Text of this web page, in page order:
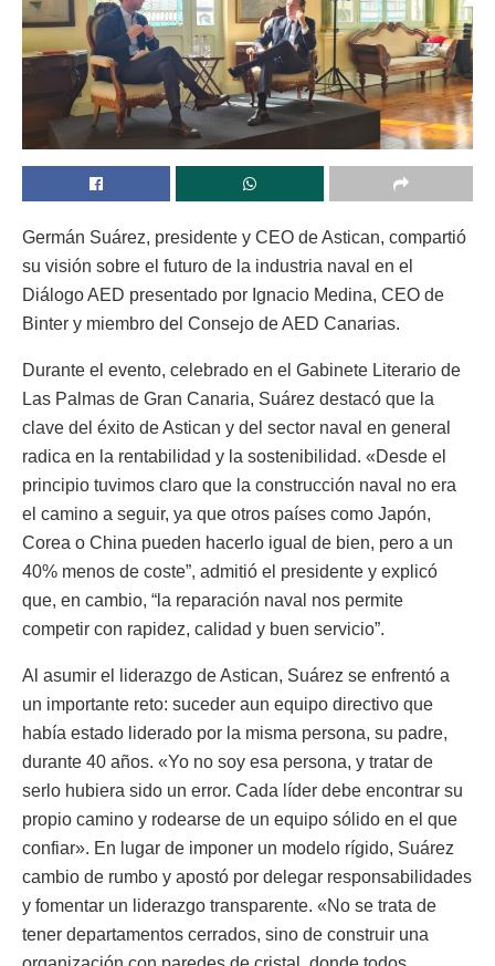
Germán Suárez, presidente y CEO de Astican, compartió
su visión sobre el futuro de la industria naval en el
Diálogo AED presentado por Ignacio Medina, CEO de
Binter y miembro del Consejo de AED Canarias.
Durante el evento, celebrado en el Gabinete Literario de
Las Palmas de Gran Canaria, Suárez destacó que la
clave del éxito de Astican y del sector naval en general
radica en la rentabilidad y la sostenibilidad. «Desde el
principio tuvimos claro que la construcción naval no era
el camino a seguir, ya que otros países como Japón,
Corea o China pueden hacerlo igual de bien, pero a un
40% menos de coste”, admitió el presidente y explicó
que, en cambio, “la reparación naval nos permite
competir con rapidez, calidad y buen servicio”.
Al asumir el liderazgo de Astican, Suárez se enfrentó a
un importante reto: suceder aun equipo directivo que
había estado liderado por la misma persona, su padre,
durante 40 años. «Yo no soy esa persona, y tratar de
serlo hubiera sido un error. Cada líder debe encontrar su
propio camino y rodearse de un equipo sólido en el que
confiar». En lugar de imponer un modelo rígido, Suárez
cambio de rumbo y apostó por delegar responsabilidades
y fomentar un liderazgo transparente. «No se trata de
tener departamentos cerrados, sino de construir una